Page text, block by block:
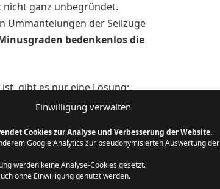
Einwilligung verwalten
Cookies zur Analyse und Verbesserung der Website.
Google Analytics zur pseudonymisierten Auswertung der
werden keine Analyse-Cookies gesetzt.
ohne Einwilligung genutzt werden.
nicht ganz unbegründet.
Ummantelungen der Seilzüge
bedenkenlos die
gibt es nur eine Lösung:
das Fahrzeug in